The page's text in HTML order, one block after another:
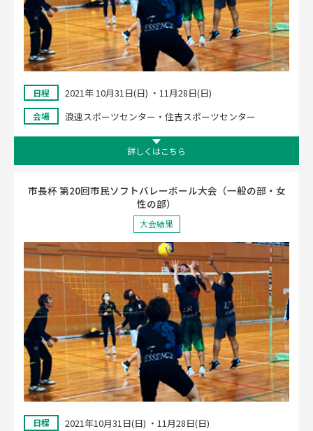
日程 2021年 10月31日(日) ・11月28日(日)
会場 浪速スポーツセンター・住吉スポーツセンター
詳しくはこちら
市長杯 第20回市民ソフトバレーボール大会（一般の部・女
性の部）
大会結果
日程 2021年10月31日(日) ・11月28日(日)